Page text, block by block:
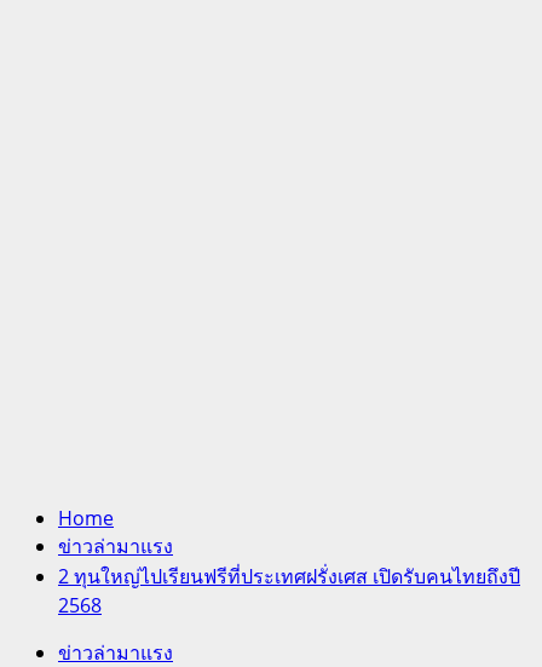
Home
ข่าวล่ามาแรง
2 ทุนใหญ่ไปเรียนฟรีที่ประเทศฝรั่งเศส เปิดรับคนไทยถึงปี
2568
ข่าวล่ามาแรง